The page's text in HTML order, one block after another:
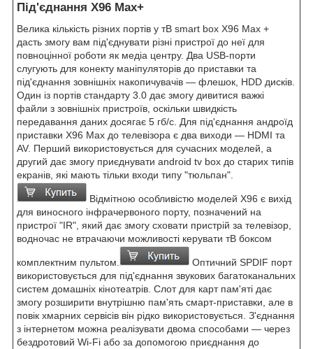
Під'єднання X96 Max+
Велика кількість різних портів у тВ smart box X96 Max +
дасть змогу вам під'єднувати різні пристрої до неї для
повноцінної роботи як медіа центру. Два USB-порти
слугують для конекту маніпуляторів до приставки та
під'єднання зовнішніх накопичувачів — флешок, HDD дисків.
Один із портів стандарту 3.0 дає змогу дивитися важкі
файли з зовнішніх пристроїв, оскільки швидкість
передавання даних досягає 5 гб/c. Для під'єднання андроїд
приставки X96 Max до телевізора є два виходи — HDMI та
AV. Перший використовується для сучасних моделей, а
другий дає змогу приєднувати android tv box до старих типів
екранів, які мають тільки входи типу "тюльпан".
Відмітною особливістю моделей X96 є вихід
для виносного інфрачервоного порту, позначений на
пристрої "IR", який дає змогу сховати пристрій за телевізор,
водночас не втрачаючи можливості керувати тВ боксом
комплектним пультом.
Оптичний SPDIF порт
використовується для під'єднання звукових багатоканальних
систем домашніх кінотеатрів. Слот для карт пам'яті дає
змогу розширити внутрішню пам'ять смарт-приставки, але в
повік хмарних сервісів він рідко використовується. З'єднання
з інтернетом можна реалізувати двома способами — через
бездротовий Wi-Fi або за допомогою приєднання до